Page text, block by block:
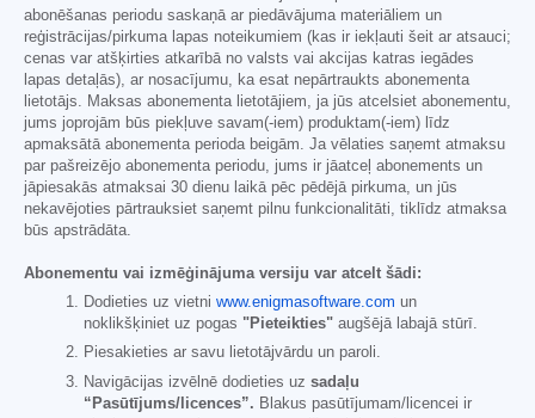
abonēšanas periodu saskaņā ar piedāvājuma materiāliem un
reģistrācijas/pirkuma lapas noteikumiem (kas ir iekļauti šeit ar atsauci;
cenas var atšķirties atkarībā no valsts vai akcijas katras iegādes
lapas detaļās), ar nosacījumu, ka esat nepārtraukts abonementa
lietotājs. Maksas abonementa lietotājiem, ja jūs atcelsiet abonementu,
jums joprojām būs piekļuve savam(-iem) produktam(-iem) līdz
apmaksātā abonementa perioda beigām. Ja vēlaties saņemt atmaksu
par pašreizējo abonementa periodu, jums ir jāatceļ abonements un
jāpiesakās atmaksai 30 dienu laikā pēc pēdējā pirkuma, un jūs
nekavējoties pārtrauksiet saņemt pilnu funkcionalitāti, tiklīdz atmaksa
būs apstrādāta.
Abonementu vai izmēģinājuma versiju var atcelt šādi:
Dodieties uz vietni www.enigmasoftware.com un
noklikšķiniet uz pogas "Pieteikties" augšējā labajā stūrī.
Piesakieties ar savu lietotājvārdu un paroli.
Navigācijas izvēlnē dodieties uz sadaļu
“Pasūtījums/licences”. Blakus pasūtījumam/licencei ir